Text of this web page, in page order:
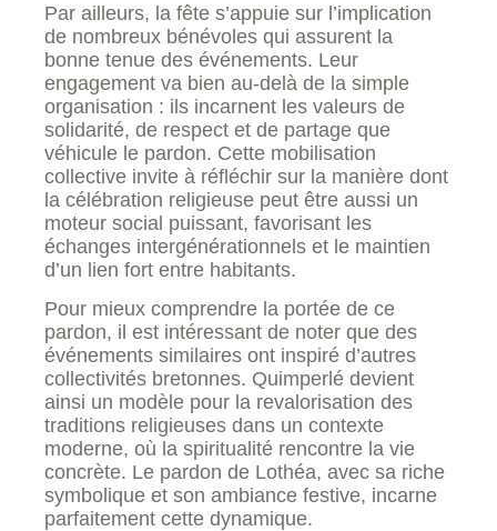
Par ailleurs, la fête s’appuie sur l’implication
de nombreux bénévoles qui assurent la
bonne tenue des événements. Leur
engagement va bien au-delà de la simple
organisation : ils incarnent les valeurs de
solidarité, de respect et de partage que
véhicule le pardon. Cette mobilisation
collective invite à réfléchir sur la manière dont
la célébration religieuse peut être aussi un
moteur social puissant, favorisant les
échanges intergénérationnels et le maintien
d’un lien fort entre habitants.
Pour mieux comprendre la portée de ce
pardon, il est intéressant de noter que des
événements similaires ont inspiré d’autres
collectivités bretonnes. Quimperlé devient
ainsi un modèle pour la revalorisation des
traditions religieuses dans un contexte
moderne, où la spiritualité rencontre la vie
concrète. Le pardon de Lothéa, avec sa riche
symbolique et son ambiance festive, incarne
parfaitement cette dynamique.